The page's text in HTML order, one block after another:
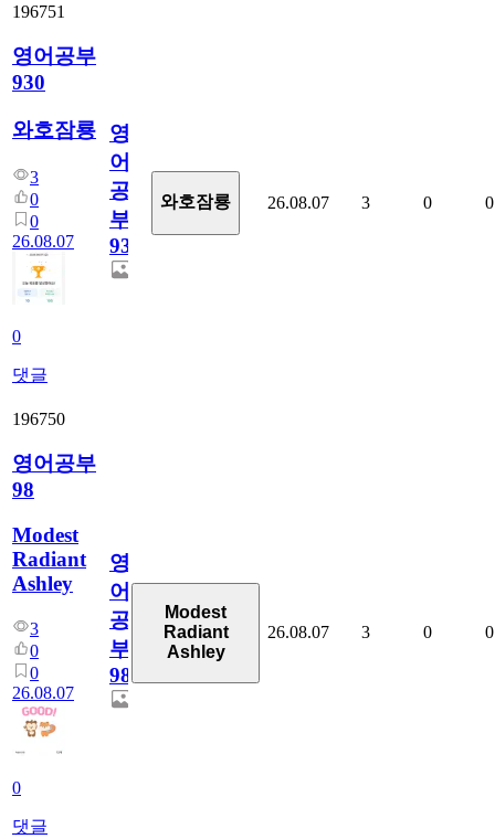
196751
영어공부
930
와호잠룡
3
0
0
26.08.07
0
댓글
영
어
공
부
930
와호잠룡 26.08.07 3 0 0
196750
영어공부
98
Modest
Radiant
Ashley
3
0
0
26.08.07
0
댓글
영
어
공
부
98
Modest
Radiant
Ashley
26.08.07 3 0 0